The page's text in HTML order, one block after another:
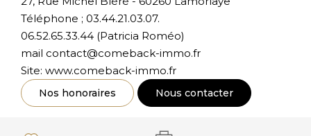
Téléphone ; 03.44.21.03.07.
06.52.65.33.44 (Patricia Roméo)
mail contact@comeback-immo.fr
Site: www.comeback-immo.fr
Nos honoraires Nous contacter